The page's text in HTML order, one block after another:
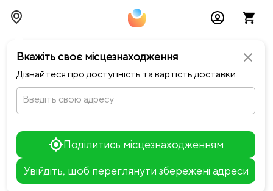
close
Вкажіть своє місцезнаходження
Дізнайтеся про доступність та вартість доставки.
Введіть свою адресу
Поділитись місцезнаходженням
Увійдіть, щоб переглянути збережені адреси
chevron_leftПовернутися до Happiness